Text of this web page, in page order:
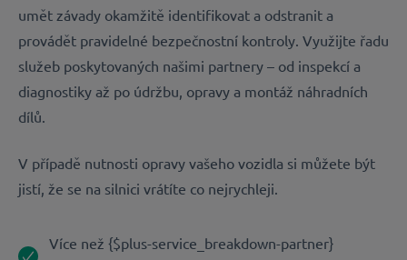
umět závady okamžitě identifikovat a odstranit a
provádět pravidelné bezpečnostní kontroly. Využijte řadu
služeb poskytovaných našimi partnery – od inspekcí a
diagnostiky až po údržbu, opravy a montáž náhradních
dílů.
V případě nutnosti opravy vašeho vozidla si můžete být
jistí, že se na silnici vrátíte co nejrychleji.
Více než {$plus-service_breakdown-partner}